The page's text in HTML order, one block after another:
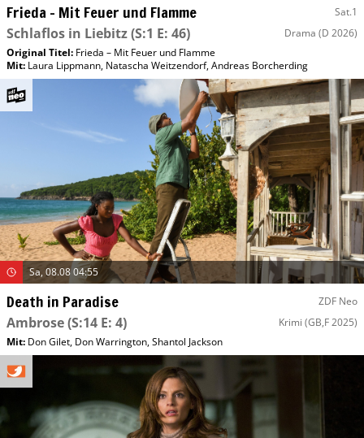
Frieda – Mit Feuer und Flamme Sat.1
Schlaflos in Liebitz(S:1 E: 46) Drama (D 2026)
Original Titel: Frieda – Mit Feuer und Flamme
Mit: Laura Lippmann, Natascha Weitzendorf,Andreas Borcherding
Sa, 08.08 04:55
Death in Paradise ZDF Neo
Ambrose(S:14 E: 4) Krimi (GB,F 2025)
Mit: Don Gilet, Don Warrington,Shantol Jackson